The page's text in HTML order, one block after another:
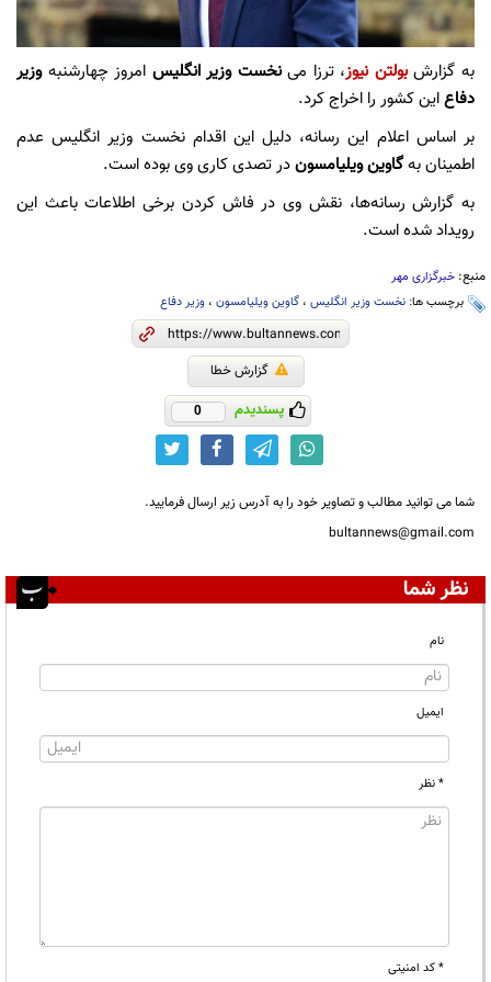
به گزارشبولتن نیوز، ترزا مینخست وزیر انگلیس امروز چهارشنبهوزیر
دفاعاین کشور را اخراج کرد.
بر اساس اعلام این رسانه، دلیل این اقدام نخست وزیر انگلیس عدم
اطمینان بهگاوین ویلیامسوندر تصدی کاری وی بوده است.
به گزارش رسانه‌ها، نقش وی در فاش کردن برخی اطلاعات باعث این
رویداد شده است.
منبع: خبرگزاری مهر
برچسب ها: نخست وزیر انگلیس ، گاوین ویلیامسون ، وزیر دفاع
گزارش خطا
پسندیدم 0
شما می توانید مطالب و تصاویر خود را به آدرس زیر ارسال فرمایید.
bultannews@gmail.com
نظر شما
نام
ایمیل
* نظر
* کد امنیتی